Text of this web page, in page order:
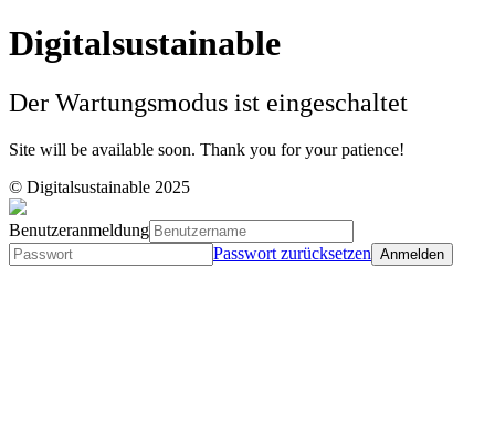
Digitalsustainable
Der Wartungsmodus ist eingeschaltet
Site will be available soon. Thank you for your patience!
© Digitalsustainable 2025
Benutzeranmeldung
Passwort zurücksetzen